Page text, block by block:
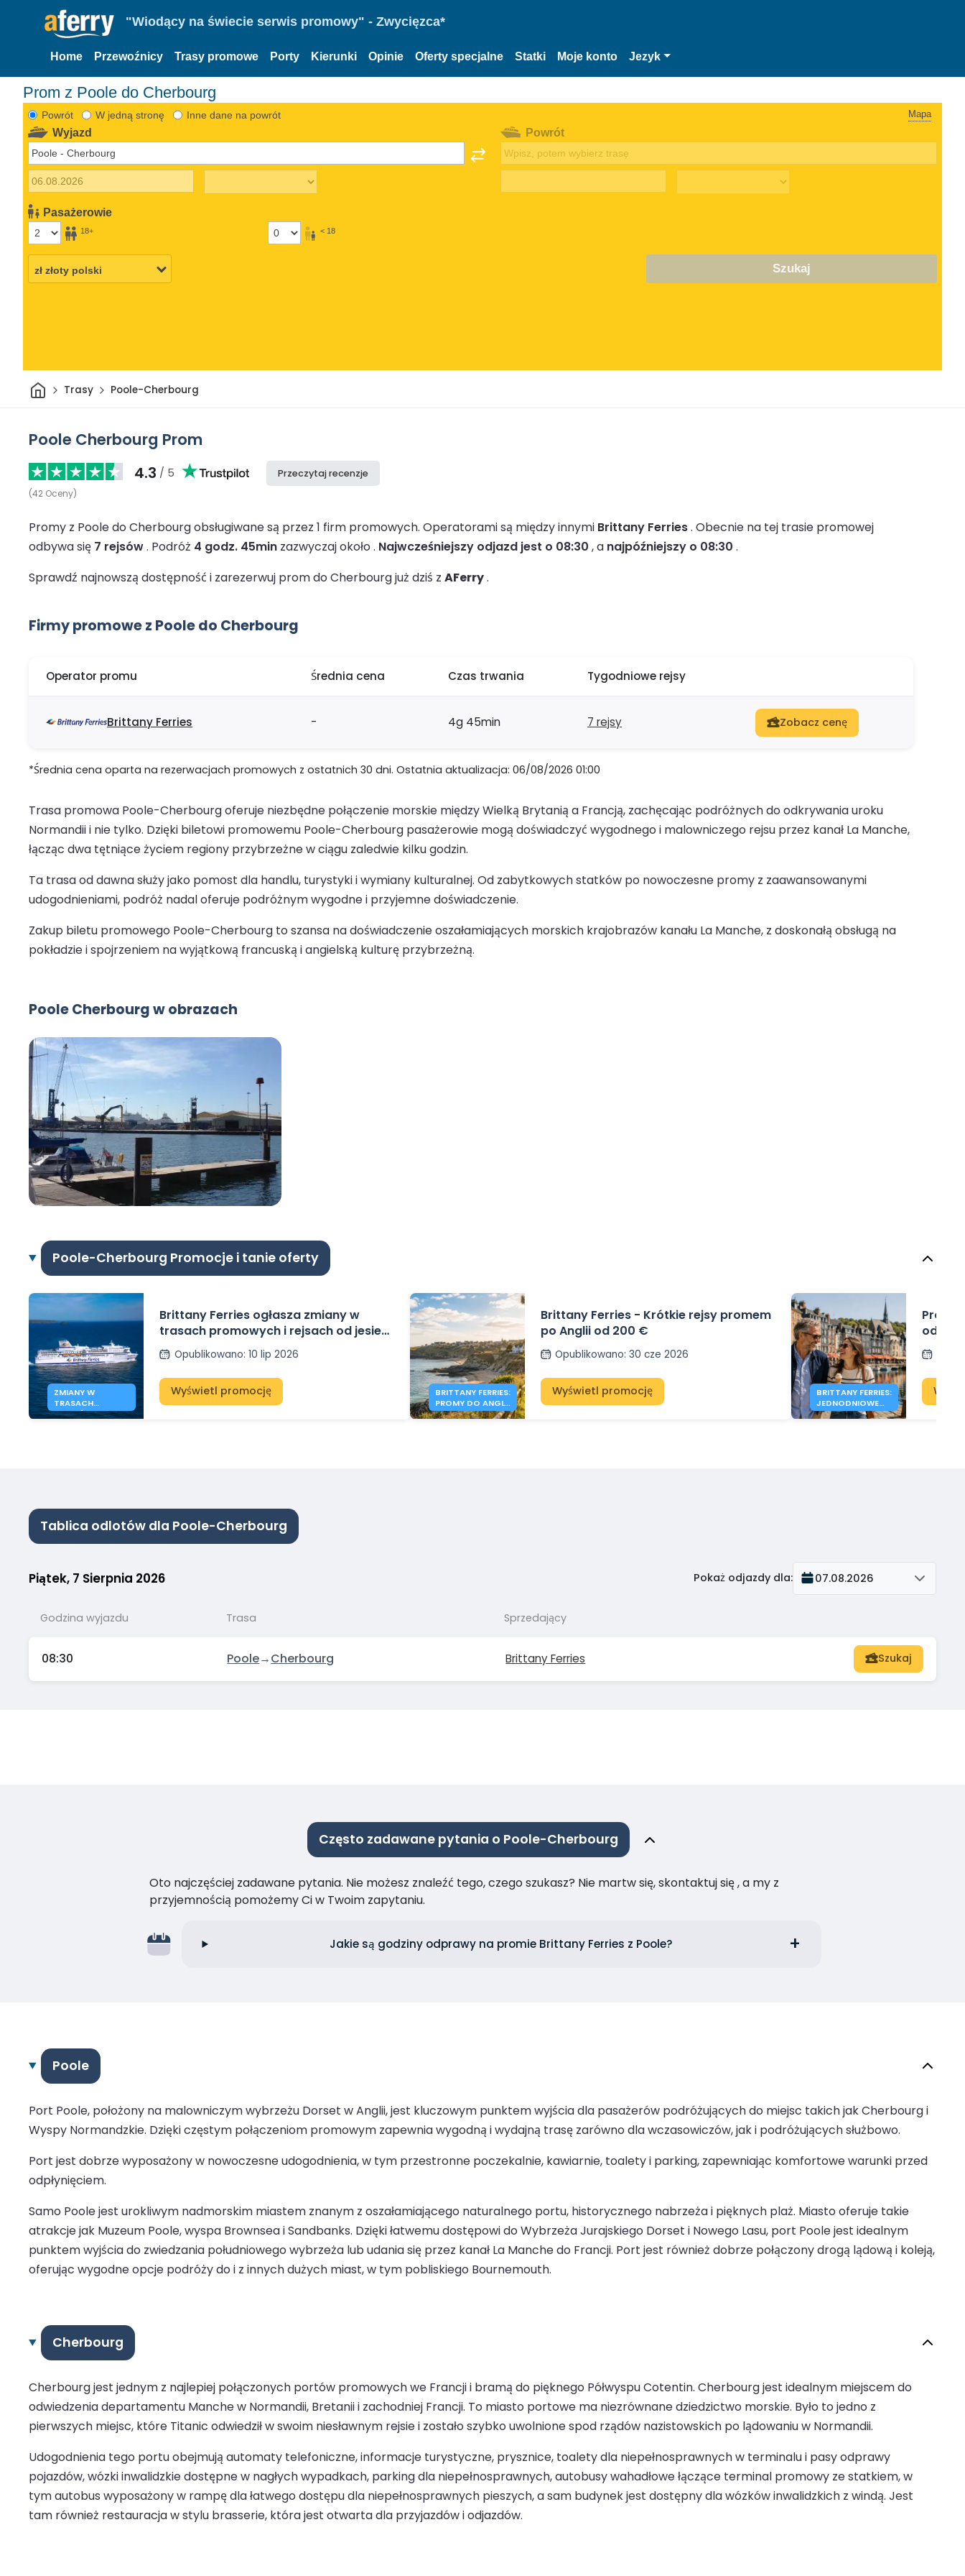
"Wiodący na świecie serwis promowy" - Zwycięzca*
Home Przewoźnicy Trasy promowe Porty Kierunki Opinie Oferty specjalne Statki Moje konto Jezyk
Prom z Poole do Cherbourg
Powrót W jedną stronę Inne dane na powrót Mapa
Wyjazd
Pasażerowie
18+ < 18
Powrót
Szukaj
DomTrasy Poole-Cherbourg
Poole Cherbourg Prom
4.3 / 5
(42 Oceny)
Przeczytaj recenzje
Promy z Poole do Cherbourg obsługiwane są przez 1 firm promowych. Operatorami są między innymi Brittany Ferries. Obecnie na tej trasie promowej
odbywa się 7 rejsów. Podróż 4 godz. 45min zazwyczaj około . Najwcześniejszy odjazd jest o 08:30 , a najpóźniejszy o 08:30 .
Sprawdź najnowszą dostępność i zarezerwuj prom do Cherbourg już dziś z AFerry.
Firmy promowe z Poole do Cherbourg
Operator promu Średnia cena Czas trwania Tygodniowe rejsy
Brittany Ferries - 4g 45min 7 rejsy Zobacz cenę
*Średnia cena oparta na rezerwacjach promowych z ostatnich 30 dni. Ostatnia aktualizacja: 06/08/2026 01:00
Trasa promowa Poole-Cherbourg oferuje niezbędne połączenie morskie między Wielką Brytanią a Francją, zachęcając podróżnych do odkrywania uroku
Normandii i nie tylko. Dzięki biletowi promowemu Poole-Cherbourg pasażerowie mogą doświadczyć wygodnego i malowniczego rejsu przez kanał La Manche,
łącząc dwa tętniące życiem regiony przybrzeżne w ciągu zaledwie kilku godzin.
Ta trasa od dawna służy jako pomost dla handlu, turystyki i wymiany kulturalnej. Od zabytkowych statków po nowoczesne promy z zaawansowanymi
udogodnieniami, podróż nadal oferuje podróżnym wygodne i przyjemne doświadczenie.
Zakup biletu promowego Poole-Cherbourg to szansa na doświadczenie oszałamiających morskich krajobrazów kanału La Manche, z doskonałą obsługą na
pokładzie i spojrzeniem na wyjątkową francuską i angielską kulturę przybrzeżną.
Poole Cherbourg w obrazach
Poole-Cherbourg Promocje i tanie oferty
ZMIANY W
TRASACH
PROMÓW
Brittany Ferries ogłasza zmiany w
trasach promowych i rejsach od jesieni
2026 r.
Opublikowano: 10 lip 2026
Wyświetl promocję
BRITTANY FERRIES:
PROMY DO ANGLII
OD 200 €
Brittany Ferries - Krótkie rejsy promem
po Anglii od 200 €
Opublikowano:30 cze 2026
Wyświetl promocję
BRITTANY FERRIES:
JEDNODNIOWE
WYCIECZKI PO
Prom
od 41
Tablica odlotów dla Poole-Cherbourg
Piątek, 7 Sierpnia 2026 Pokaż odjazdy dla: 07.08.2026
Godzina wyjazdu Trasa Sprzedający
08:30 Poole→Cherbourg Brittany Ferries Szukaj
Często zadawane pytania o Poole-Cherbourg
Oto najczęściej zadawane pytania. Nie możesz znaleźć tego, czego szukasz? Nie martw się, skontaktuj się , a my z
przyjemnością pomożemy Ci w Twoim zapytaniu.
Jakie są godziny odprawy na promie Brittany Ferries z Poole?
Poole
Port Poole, położony na malowniczym wybrzeżu Dorset w Anglii, jest kluczowym punktem wyjścia dla pasażerów podróżujących do miejsc takich jak Cherbourg i
Wyspy Normandzkie. Dzięki częstym połączeniom promowym zapewnia wygodną i wydajną trasę zarówno dla wczasowiczów, jak i podróżujących służbowo.
Port jest dobrze wyposażony w nowoczesne udogodnienia, w tym przestronne poczekalnie, kawiarnie, toalety i parking, zapewniając komfortowe warunki przed
odpłynięciem.
Samo Poole jest urokliwym nadmorskim miastem znanym z oszałamiającego naturalnego portu, historycznego nabrzeża i pięknych plaż. Miasto oferuje takie
atrakcje jak Muzeum Poole, wyspa Brownsea i Sandbanks. Dzięki łatwemu dostępowi do Wybrzeża Jurajskiego Dorset i Nowego Lasu, port Poole jest idealnym
punktem wyjścia do zwiedzania południowego wybrzeża lub udania się przez kanał La Manche do Francji. Port jest również dobrze połączony drogą lądową i koleją,
oferując wygodne opcje podróży do i z innych dużych miast, w tym pobliskiego Bournemouth.
Cherbourg
Cherbourg jest jednym z najlepiej połączonych portów promowych we Francji i bramą do pięknego Półwyspu Cotentin. Cherbourg jest idealnym miejscem do
odwiedzenia departamentu Manche w Normandii, Bretanii i zachodniej Francji. To miasto portowe ma niezrównane dziedzictwo morskie. Było to jedno z
pierwszych miejsc, które Titanic odwiedził w swoim niesławnym rejsie i zostało szybko uwolnione spod rządów nazistowskich po lądowaniu w Normandii.
Udogodnienia tego portu obejmują automaty telefoniczne, informacje turystyczne, prysznice, toalety dla niepełnosprawnych w terminalu i pasy odprawy
pojazdów, wózki inwalidzkie dostępne w nagłych wypadkach, parking dla niepełnosprawnych, autobusy wahadłowe łączące terminal promowy ze statkiem, w
tym autobus wyposażony w rampę dla łatwego dostępu dla niepełnosprawnych pieszych, a sam budynek jest dostępny dla wózków inwalidzkich z windą. Jest
tam również restauracja w stylu brasserie, która jest otwarta dla przyjazdów i odjazdów.